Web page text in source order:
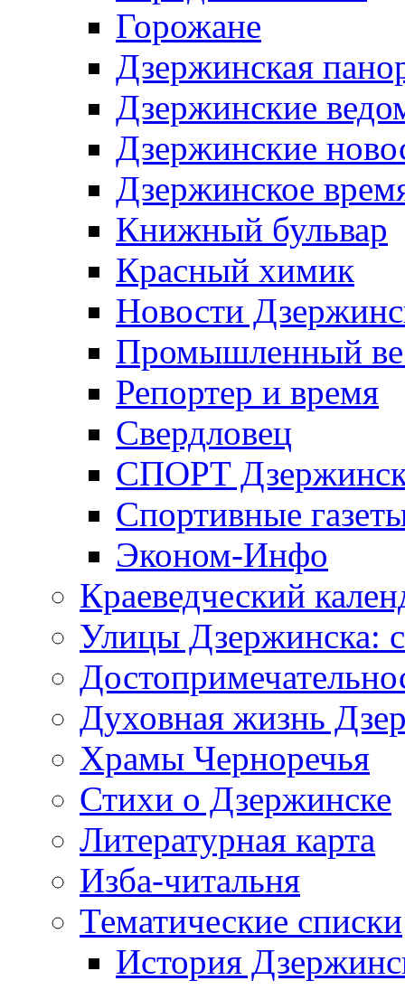
Горожане
Дзержинская
Дзержинские
Дзержинские
Дзержинское
Книжный бульвар
Красный химик
Новости
Промышленный
Репортер и время
Свердловец
СПОРТ
Спортивные
Эконом-Инфо
Краеведческий
Улицы Дзержинска:
Духовная жизнь
Храмы Черноречья
Стихи о Дзержинске
Литературная карта
Изба-читальня
Тематические списки
История